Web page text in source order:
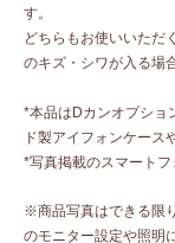
す。
どちらもお使いいただ
のキズ・シワが入る場
*本品はDカンオプショ
ド製アイフォンケース
*写真掲載のスマートフ
※商品写真はできる限
のモニター設定や照明